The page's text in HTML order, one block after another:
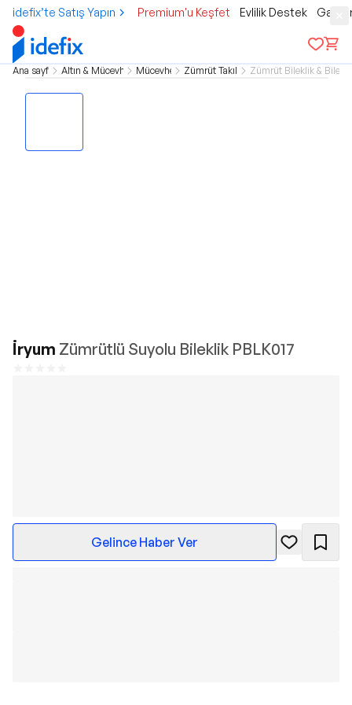
idefix’te Satış Yapın Premium'u Keşfet Evlilik Destek
Ana sayfa Altın & Mücevher Mücevher Zümrüt Takılar Zümrüt Bileklik & Bilezik
İryum Zümrütlü Suyolu Bileklik PBLK017
Gelince Haber Ver